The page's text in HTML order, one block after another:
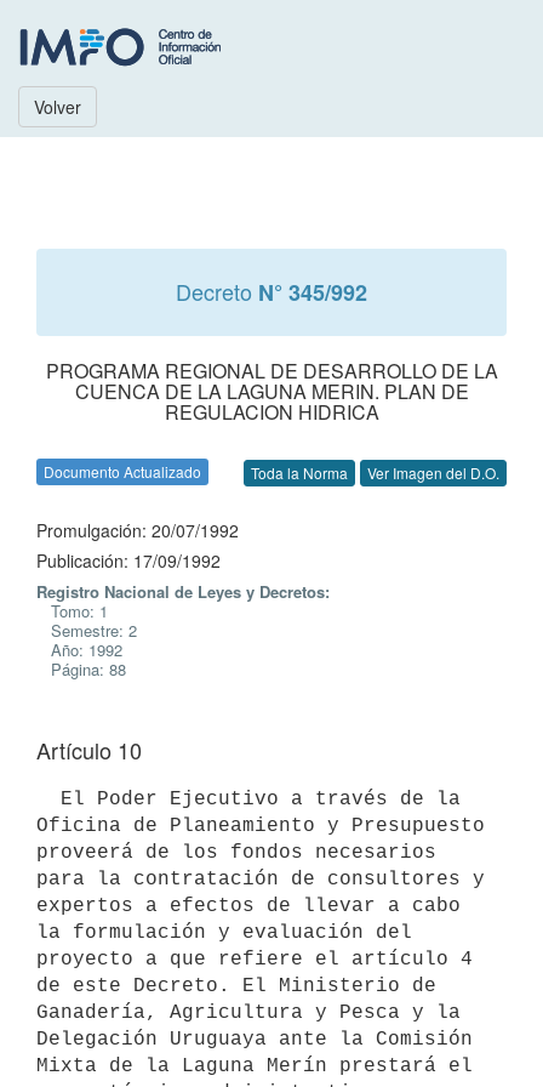
Volver
Decreto N° 345/992
PROGRAMA REGIONAL DE DESARROLLO DE LA
CUENCA DE LA LAGUNA MERIN. PLAN DE
REGULACION HIDRICA
Documento Actualizado Toda la Norma Ver Imagen del D.O.
Promulgación: 20/07/1992
Publicación: 17/09/1992
Registro Nacional de Leyes y Decretos:
Tomo: 1
Semestre: 2
Año: 1992
Página: 88
Artículo 10
Oficina de Planeamiento y Presupuesto
proveerá de los fondos necesarios
para la contratación de consultores y
expertos a efectos de llevar a cabo
la formulación y evaluación del
proyecto a que refiere el artículo 4
de este Decreto. El Ministerio de
Ganadería, Agricultura y Pesca y la
Delegación Uruguaya ante la Comisión
Mixta de la Laguna Merín prestará el